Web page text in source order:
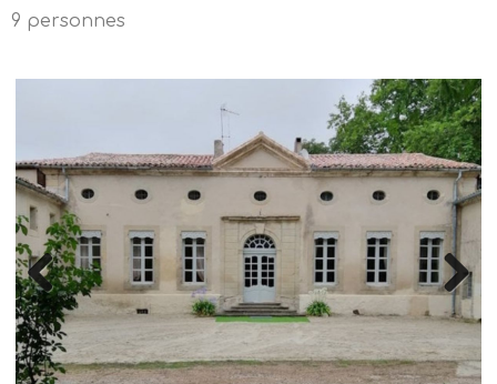
9 personnes
Previous Next